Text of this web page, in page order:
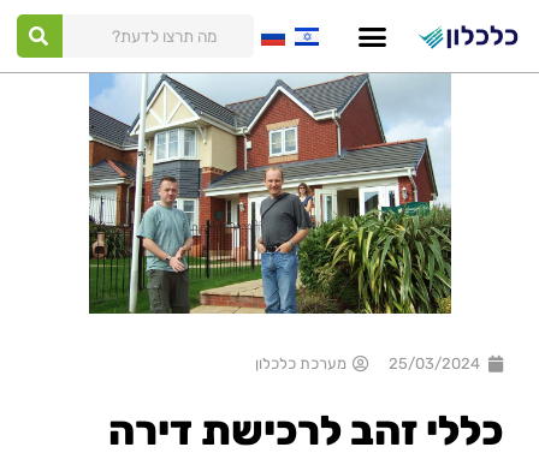
לתוכן
25/03/2024 מערכת כלכלון
כללי זהב לרכישת דירה